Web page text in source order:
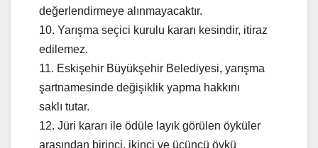
değerlendirmeye alınmayacaktır.
10. Yarışma seçici kurulu kararı kesindir, itiraz
edilemez.
11. Eskişehir Büyükşehir Belediyesi, yarışma
şartnamesinde değişiklik yapma hakkını
saklı tutar.
12. Jüri kararı ile ödüle layık görülen öyküler
arasından birinci, ikinci ve üçüncü öykü